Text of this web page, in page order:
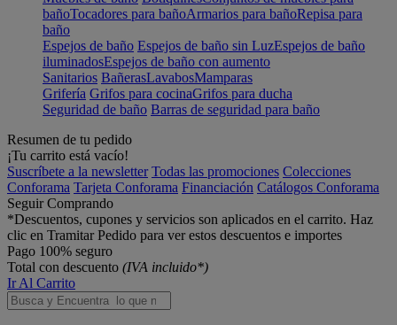
bañoTocadores para bañoArmarios para bañoRepisa para
baño
Espejos de baño Espejos de baño sin LuzEspejos de baño
iluminadosEspejos de baño con aumento
Sanitarios BañerasLavabosMamparas
Grifería Grifos para cocinaGrifos para ducha
Seguridad de baño Barras de seguridad para baño
Resumen de tu pedido
¡Tu carrito está vacío!
Suscríbete a la newsletter Todas las promociones Colecciones
Conforama Tarjeta Conforama Financiación Catálogos Conforama
Seguir Comprando
*Descuentos, cupones y servicios son aplicados en el carrito. Haz
clic en Tramitar Pedido para ver estos descuentos e importes
Pago 100% seguro
Total con descuento (IVA incluido*)
Ir Al Carrito